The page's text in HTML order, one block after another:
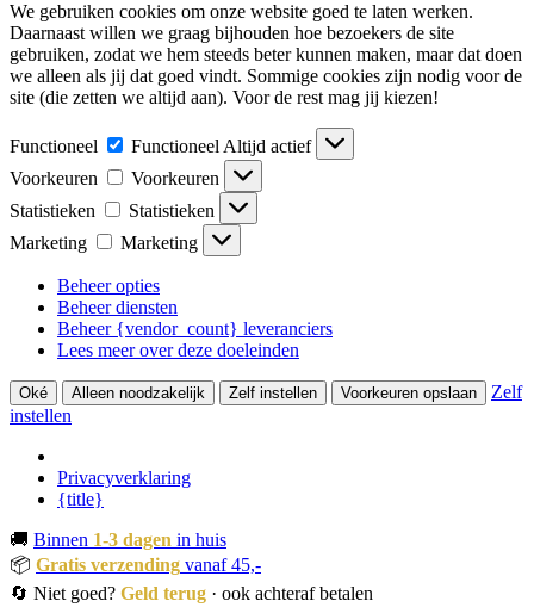
We gebruiken cookies om onze website goed te laten werken.
Daarnaast willen we graag bijhouden hoe bezoekers de site
gebruiken, zodat we hem steeds beter kunnen maken, maar dat doen
we alleen als jij dat goed vindt. Sommige cookies zijn nodig voor de
site (die zetten we altijd aan). Voor de rest mag jij kiezen!
Functioneel Functioneel Altijd actief
Voorkeuren
Voorkeuren
Statistieken
Statistieken
Marketing
Marketing
Beheer opties
Beheer diensten
Beheer {vendor_count} leveranciers
Lees meer over deze doeleinden
Oké Alleen noodzakelijk Zelf instellen Voorkeuren opslaan
Zelf
instellen
Privacyverklaring
{title}
🚚 Binnen 1-3 dagen in huis
📦 Gratis verzending vanaf 45,-
🔄 Niet goed? Geld terug · ook achteraf betalen